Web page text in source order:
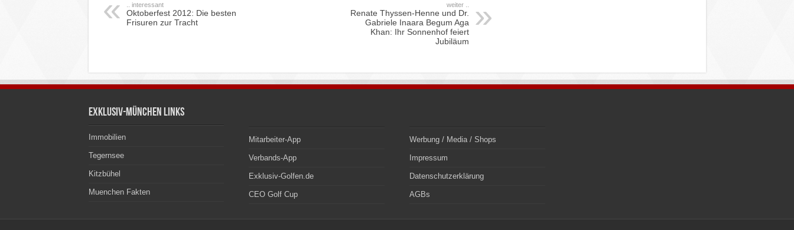
.. interessant
Oktoberfest 2012: Die besten
Frisuren zur Tracht
weiter ..
Renate Thyssen-Henne und Dr.
Gabriele Inaara Begum Aga
Khan: Ihr Sonnenhof feiert
Jubiläum
Exklusiv-München Links
Immobilien
Tegernsee
Kitzbühel
Muenchen Fakten
Mitarbeiter-App
Verbands-App
Exklusiv-Golfen.de
CEO Golf Cup
Werbung / Media / Shops
Impressum
Datenschutzerklärung
AGBs